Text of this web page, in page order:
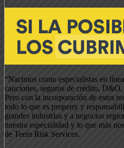
“Nacimos como especialistas en
cauciones, seguros de crédito,
Pero con la incorporación de estos
todo lo que es property y
grandes industrias y a negocios
nuestra especialidad y lo que más
de Teem Risk Services.